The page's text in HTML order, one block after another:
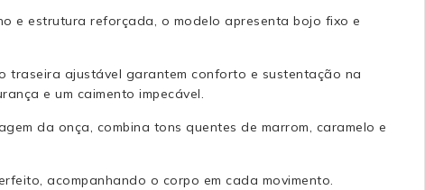
e estrutura reforçada, o modelo apresenta bojo fixo e
traseira ajustável garantem conforto e sustentação na
e um caimento impecável.
da onça, combina tons quentes de marrom, caramelo e
acompanhando o corpo em cada movimento.